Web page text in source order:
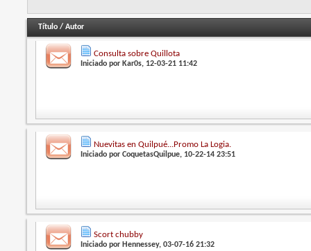
Título /Autor
Consulta sobre Quillota
Iniciado por Kar0s, 12-03-21 11:42
Nuevitas en Quilpué...Promo La Logia.
Iniciado porCoquetasQuilpue, 10-22-14 23:51
Scort chubby
Iniciado por Hennessey, 03-07-16 21:32